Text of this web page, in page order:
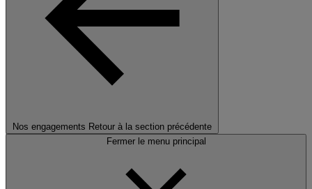
Nos engagements Retour à la section précédente
Fermer le menu principal